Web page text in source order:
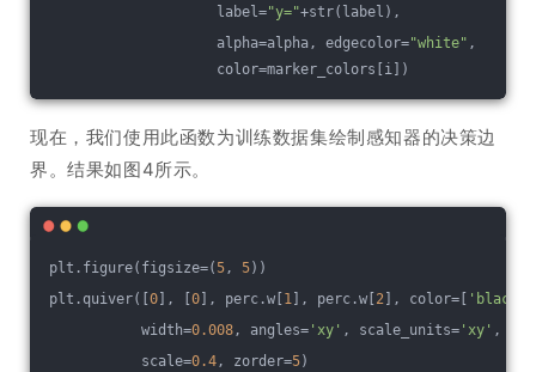
label="y="+str(label),
alpha=alpha, edgecolor="white" ,
color=marker_colors[i])
现在，我们使用此函数为训练数据集绘制感知器的决策边
界。结果如图4所示。
plt.figure(figsize=(5, 5))
plt.quiver([ 0 ], [ 0 ], perc.w[ 1 ], perc.w[ 2 ], color=[ 'black'
width=0.008, angles= 'xy' , scale_units= 'xy' ,
scale=0.4, zorder=5)